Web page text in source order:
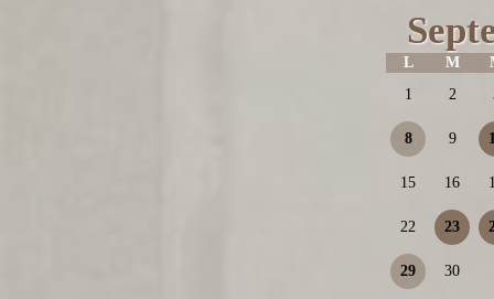
L M
1
2
8 9
15 16
22 23
29 30